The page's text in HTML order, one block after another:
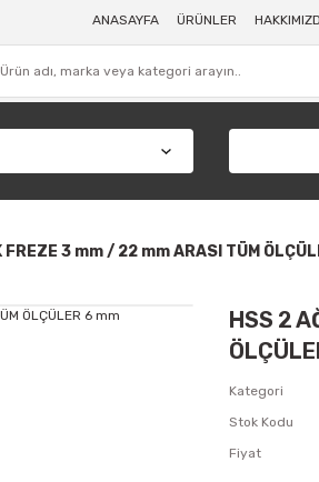
ANASAYFA ÜRÜNLER
FREZE 3 mm / 22 mm ARASI TÜM
HSS 2
Kategori
Stok Kodu
Fiyat